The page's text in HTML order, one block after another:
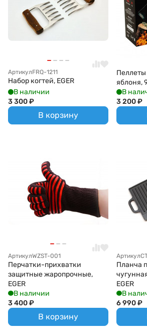
АртикулFRQ-1211
Набор когтей, EGER
В наличии
3 300₽
В корзину
Пеллеты
яблоня,
В
3 200₽
АртикулWZST-001
Перчатки-прихватки
защитные жаропрочные,
EGER
В наличии
3 400₽
В корзину
Артикул
Планча
EGER
В
6 990₽